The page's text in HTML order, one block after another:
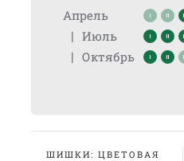
Апрель
| Июль
| Октябрь
ШИШКИ: ЦВЕТОВАЯ